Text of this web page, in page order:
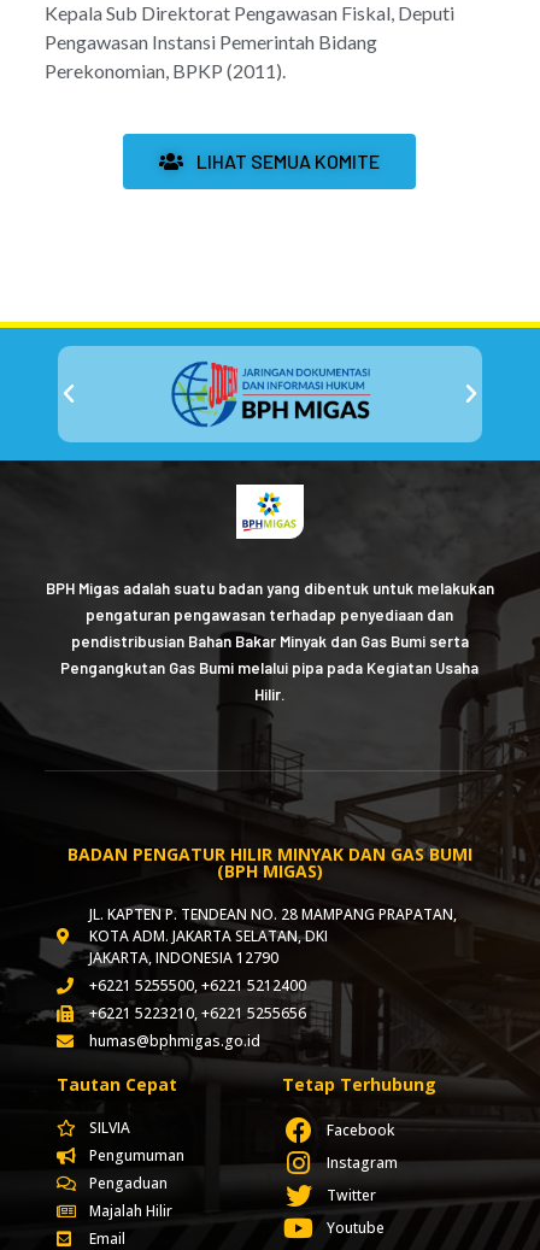
Kepala Sub Direktorat Pengawasan Fiskal, Deputi
Pengawasan Instansi Pemerintah Bidang
Perekonomian, BPKP (2011).
LIHAT SEMUA KOMITE
BPH Migas adalah suatu badan yang dibentuk untuk melakukan
pengaturan pengawasan terhadap penyediaan dan
pendistribusian Bahan Bakar Minyak dan Gas Bumi serta
Pengangkutan Gas Bumi melalui pipa pada Kegiatan Usaha
Hilir.
BADAN PENGATUR HILIR MINYAK DAN GAS BUMI
(BPH MIGAS)
JL. KAPTEN P. TENDEAN NO. 28 MAMPANG PRAPATAN,
KOTA ADM. JAKARTA SELATAN, DKI
JAKARTA, INDONESIA 12790
+6221 5255500, +6221 5212400
+6221 5223210, +6221 5255656
humas@bphmigas.go.id
Tautan Cepat
SILVIA
Pengumuman
Pengaduan
Majalah Hilir
Email
Tetap Terhubung
Facebook
Instagram
Twitter
Youtube